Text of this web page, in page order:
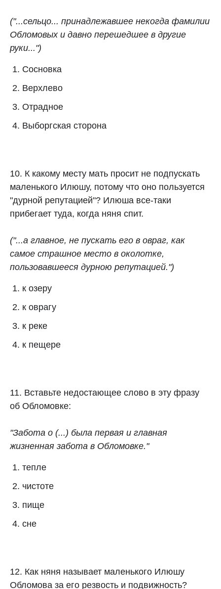
("...сельцо... принадлежавшее некогда фамилии
Обломовых и давно перешедшее в другие
руки...")
Сосновка
Верхлево
Отрадное
Выборгская сторона
10. К какому месту мать просит не подпускать
маленького Илюшу, потому что оно пользуется
"дурной репутацией"? Илюша все-таки
прибегает туда, когда няня спит.
("...а главное, не пускать его в овраг, как
самое страшное место в околотке,
пользовавшееся дурною репутацией.")
к озеру
к оврагу
к реке
к пещере
11. Вставьте недостающее слово в эту фразу
об Обломовке:
"Забота о (...) была первая и главная
жизненная забота в Обломовке."
тепле
чистоте
пище
сне
12. Как няня называет маленького Илюшу
Обломова за его резвость и подвижность?